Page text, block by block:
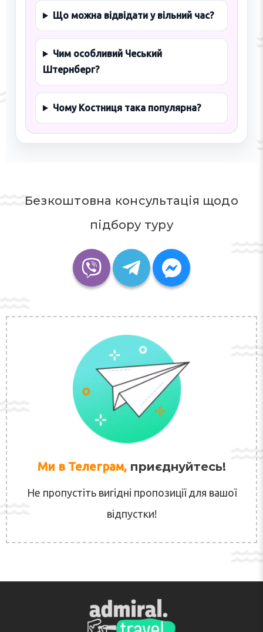
Що можна відвідати у вільний час?
Чим особливий Чеський
Штернберг?
Чому Костниця така популярна?
Безкоштовна консультація щодо
підбору туру
Ми в Телеграм,приєднуйтесь!
Не пропустіть вигідні пропозиції для вашої
відпустки!